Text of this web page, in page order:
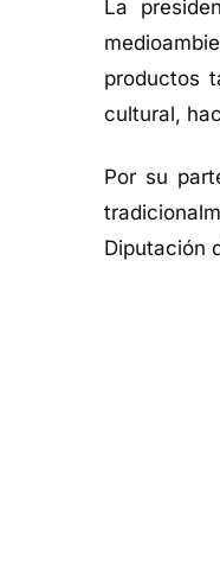
La
productos
cultural,
Por su
Diputación